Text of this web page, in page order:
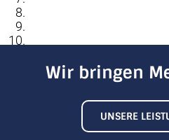
Wir bringen
UNSERE